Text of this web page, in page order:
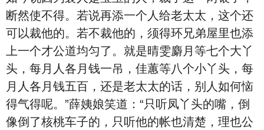
断然使不得。若说再添一个人给老太太，这个还
可以裁他的。若不裁他的，须得环兄弟屋里也添
上一个才公道均匀了。就是晴雯麝月等七个大丫
头，每月人各月钱一吊，佳蕙等八个小丫头，每
月人各月钱五百，还是老太太的话，别人如何恼
得气得呢。”薛姨娘笑道：“只听凤丫头的嘴，倒
像倒了核桃车子的，只听他的帐也清楚，理也公